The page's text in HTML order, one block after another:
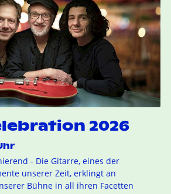
2026
- Die Gitarre, eines der
unserer Zeit, erklingt an
Bühne in all ihren Facetten